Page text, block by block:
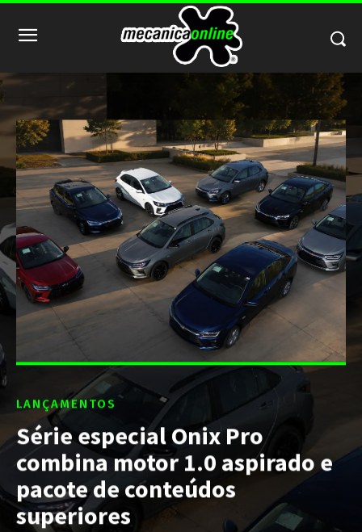
LANÇAMENTOS
Série especial Onix Pro
combina motor 1.0 aspirado e
pacote de conteúdos
superiores